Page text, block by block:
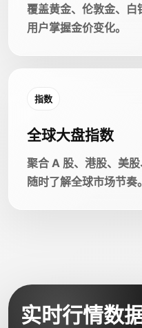
覆盖黄金、伦敦金、白
用户掌握金价变化。
指数
全球大盘指数
聚合 A 股、港股、美股
随时了解全球市场节奏。
实时行情数